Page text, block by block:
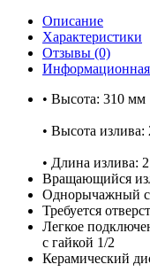
Описание
Характеристики
Отзывы (0)
Информационная
• Высота: 310 мм
• Высота
• Длина излива:
Вращающийся
Однорычажный
Требуется
Легкое
с гайкой 1/2
Керамический